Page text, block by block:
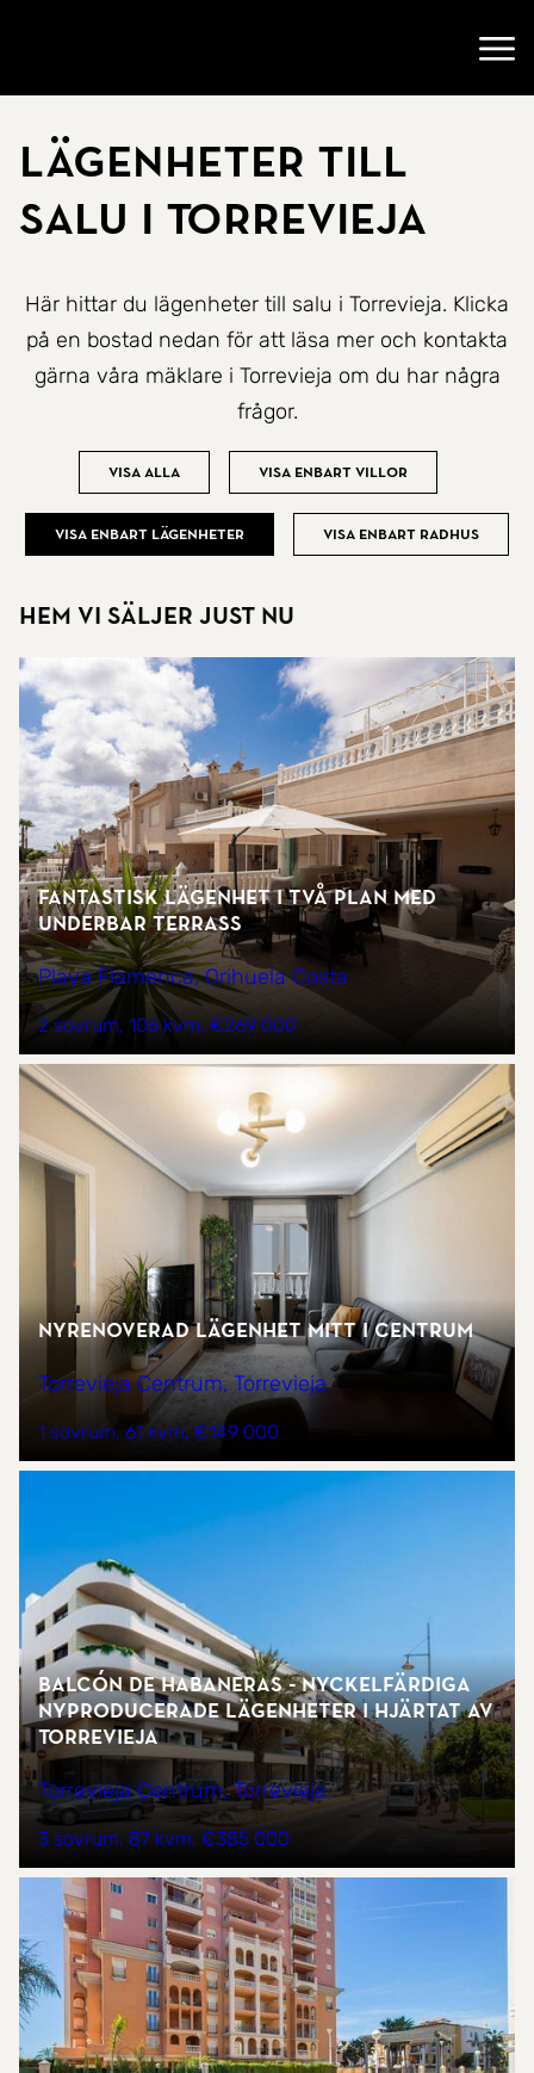
Lägenheter till
salu i Torrevieja
Här hittar du lägenheter till salu i Torrevieja. Klicka
på en bostad nedan för att läsa mer och kontakta
gärna våra mäklare i Torrevieja om du har några
frågor.
Visa alla Visa enbart villor
Visa enbart lägenheter Visa enbart radhus
Hem vi säljer just nu
Fantastisk lägenhet i två plan med
underbar terrass
Playa Flamenca, Orihuela Costa
2 sovrum 106 kvm €269 000
Nyrenoverad lägenhet mitt i centrum
Torrevieja Centrum, Torrevieja
1 sovrum 61 kvm €149 000
Balcón de Habaneras - Nyckelfärdiga
nyproducerade lägenheter i hjärtat av
Torrevieja
Torrevieja Centrum, Torrevieja
3 sovrum 87 kvm €385 000